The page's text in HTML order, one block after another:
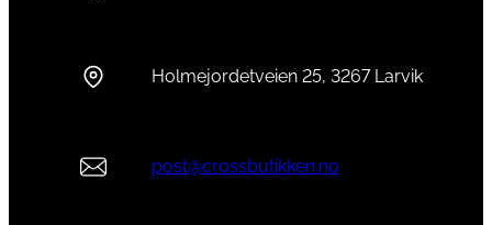
Holmejordetveien 25, 3267 Larvik
post@crossbutikken.no